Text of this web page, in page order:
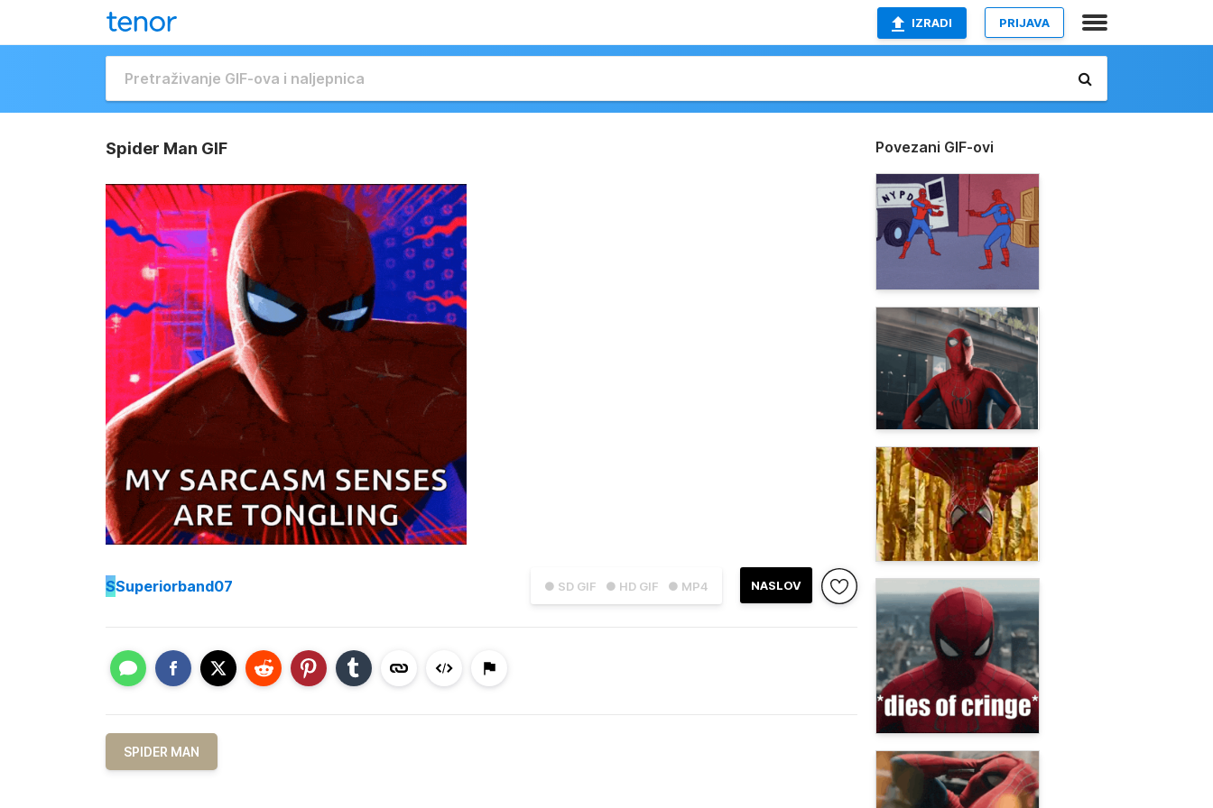
IZRADI PRIJAVA
Spider Man GIF
● SD GIF ● HD GIF ● MP4 NASLOV
SSuperiorband07
SPIDER MAN
Povezani GIF-ovi